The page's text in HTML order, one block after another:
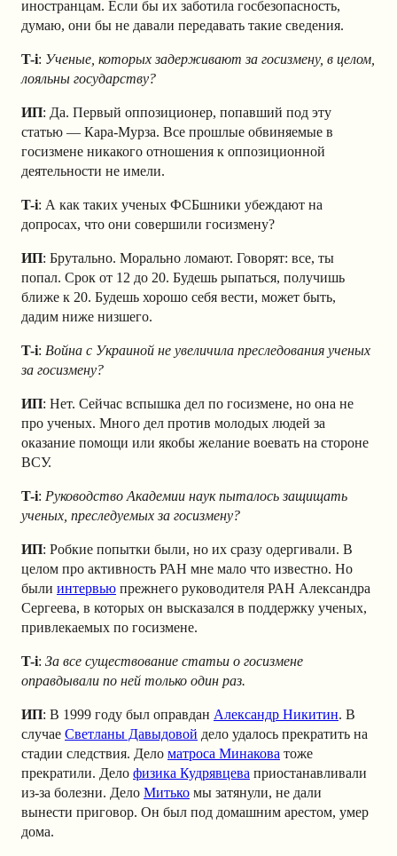
иностранцам. Если бы их заботила госбезопасность,
думаю, они бы не давали передавать такие сведения.
T-i: Ученые, которых задерживают за госизмену, в целом,
лояльны государству?
ИП: Да. Первый оппозиционер, попавший под эту
статью — Кара-Мурза. Все прошлые обвиняемые в
госизмене никакого отношения к оппозиционной
деятельности не имели.
T-i: А как таких ученых ФСБшники убеждают на
допросах, что они совершили госизмену?
ИП: Брутально. Морально ломают. Говорят: все, ты
попал. Срок от 12 до 20. Будешь рыпаться, получишь
ближе к 20. Будешь хорошо себя вести, может быть,
дадим ниже низшего.
T-i: Война с Украиной не увеличила преследования ученых
за госизмену?
ИП: Нет. Сейчас вспышка дел по госизмене, но она не
про ученых. Много дел против молодых людей за
оказание помощи или якобы желание воевать на стороне
ВСУ.
T-i: Руководство Академии наук пыталось защищать
ученых, преследуемых за госизмену?
ИП: Робкие попытки были, но их сразу одергивали. В
целом про активность РАН мне мало что известно. Но
были интервью прежнего руководителя РАН Александра
Сергеева, в которых он высказался в поддержку ученых,
привлекаемых по госизмене.
T-i: За все существование статьи о госизмене
оправдывали по ней только один раз.
ИП: В 1999 году был оправдан Александр Никитин. В
случае Светланы Давыдовой дело удалось прекратить на
стадии следствия. Дело матроса Минакова тоже
прекратили. Дело физика Кудрявцева приостанавливали
из-за болезни. Дело Митько мы затянули, не дали
вынести приговор. Он был под домашним арестом, умер
дома.